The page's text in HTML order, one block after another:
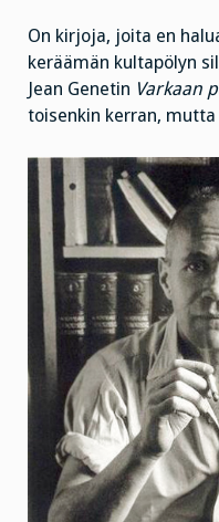
On kirjoja, joita en
keräämän kultapölyn
Jean Genetin Varkaan
toisenkin kerran,